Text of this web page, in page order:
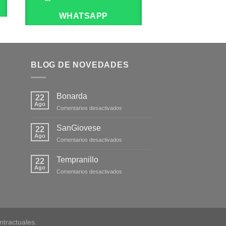
WHATSAPP
BLOG DE NOVEDADES
22
Ago
Bonarda
Comentarios desactivados
22
Ago
SanGiovese
Comentarios desactivados
22
Ago
Tempranillo
Comentarios desactivados